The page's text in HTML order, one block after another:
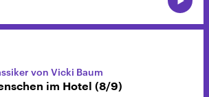
von Vicki Baum
im Hotel (8/9)